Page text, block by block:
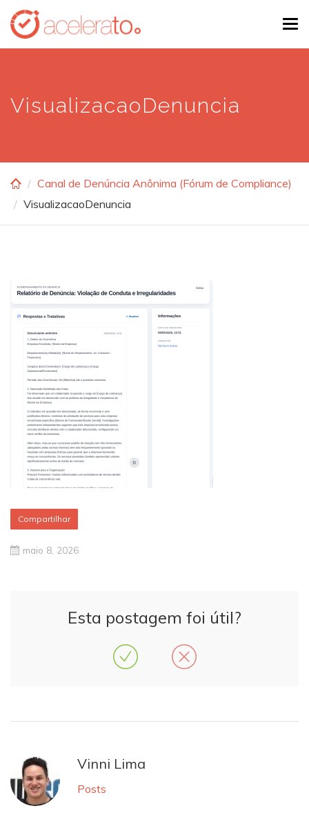
Skip
main
VisualizacaoDenuncia
Canal de Denúncia Anônima (Fórum de Compliance)
VisualizacaoDenuncia
Compartilhar
maio 8, 2026
Esta postagem foi útil?
Vinni Lima
Posts